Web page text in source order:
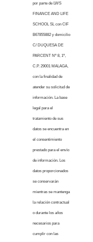
por parte de LWS
FINANCE AND LIFE
SCHOOL SL con CIF
B67855882 y domicilio
C/ DUQUESA DE
PARCENT Nº 8, 1º,
C.P. 29001 MALAGA,
con la finalidad de
atender su solicitud de
información. La base
legal para el
tratamiento de sus
datos se encuentra en
el consentimiento
prestado para el envío
de información. Los
datos proporcionados
se conservarán
mientras se mantenga
la relación contractual
o durante los años
necesarios para
cumplir con las